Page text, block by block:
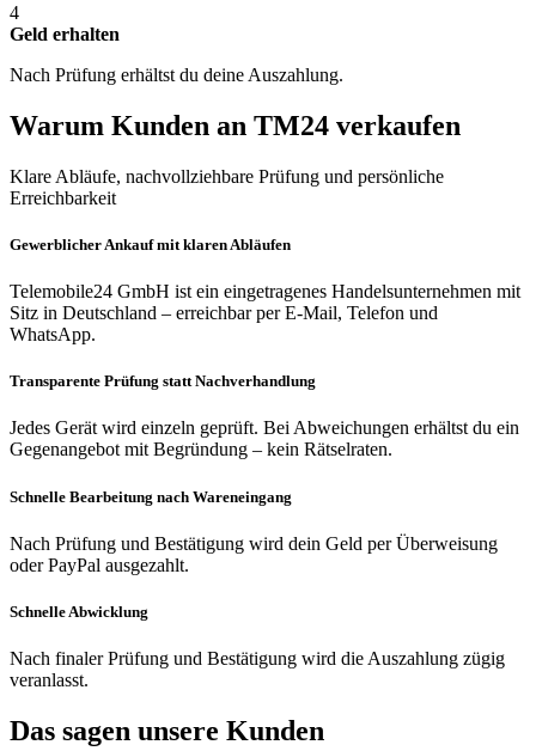
4
Geld erhalten
Nach Prüfung erhältst du deine Auszahlung.
Warum Kunden an TM24 verkaufen
Klare Abläufe, nachvollziehbare Prüfung und persönliche
Erreichbarkeit
Gewerblicher Ankauf mit klaren Abläufen
Telemobile24 GmbH ist ein eingetragenes Handelsunternehmen mit
Sitz in Deutschland – erreichbar per E-Mail, Telefon und
WhatsApp.
Transparente Prüfung statt Nachverhandlung
Jedes Gerät wird einzeln geprüft. Bei Abweichungen erhältst du ein
Gegenangebot mit Begründung – kein Rätselraten.
Schnelle Bearbeitung nach Wareneingang
Nach Prüfung und Bestätigung wird dein Geld per Überweisung
oder PayPal ausgezahlt.
Schnelle Abwicklung
Nach finaler Prüfung und Bestätigung wird die Auszahlung zügig
veranlasst.
Das sagen unsere Kunden